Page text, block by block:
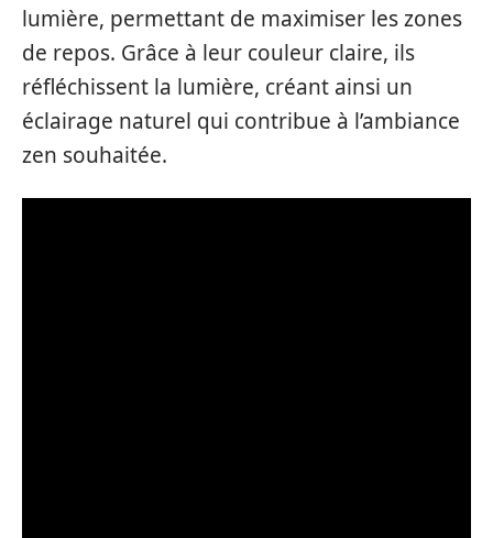
lumière, permettant de maximiser les zones
de repos. Grâce à leur couleur claire, ils
réfléchissent la lumière, créant ainsi un
éclairage naturel qui contribue à l’ambiance
zen souhaitée.